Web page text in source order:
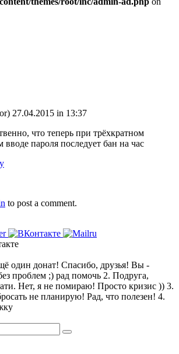
27.04.2015 in 13:37
что теперь при трёхкратном
вводе пароля последует бан на час
to post a comment.
один донат! Спасибо, друзья! Вы -
проблем ;) рад помочь 2. Подруга,
Нет, я не помираю! Просто кризис )) 3.
не планирую! Рад, что полезен! 4.